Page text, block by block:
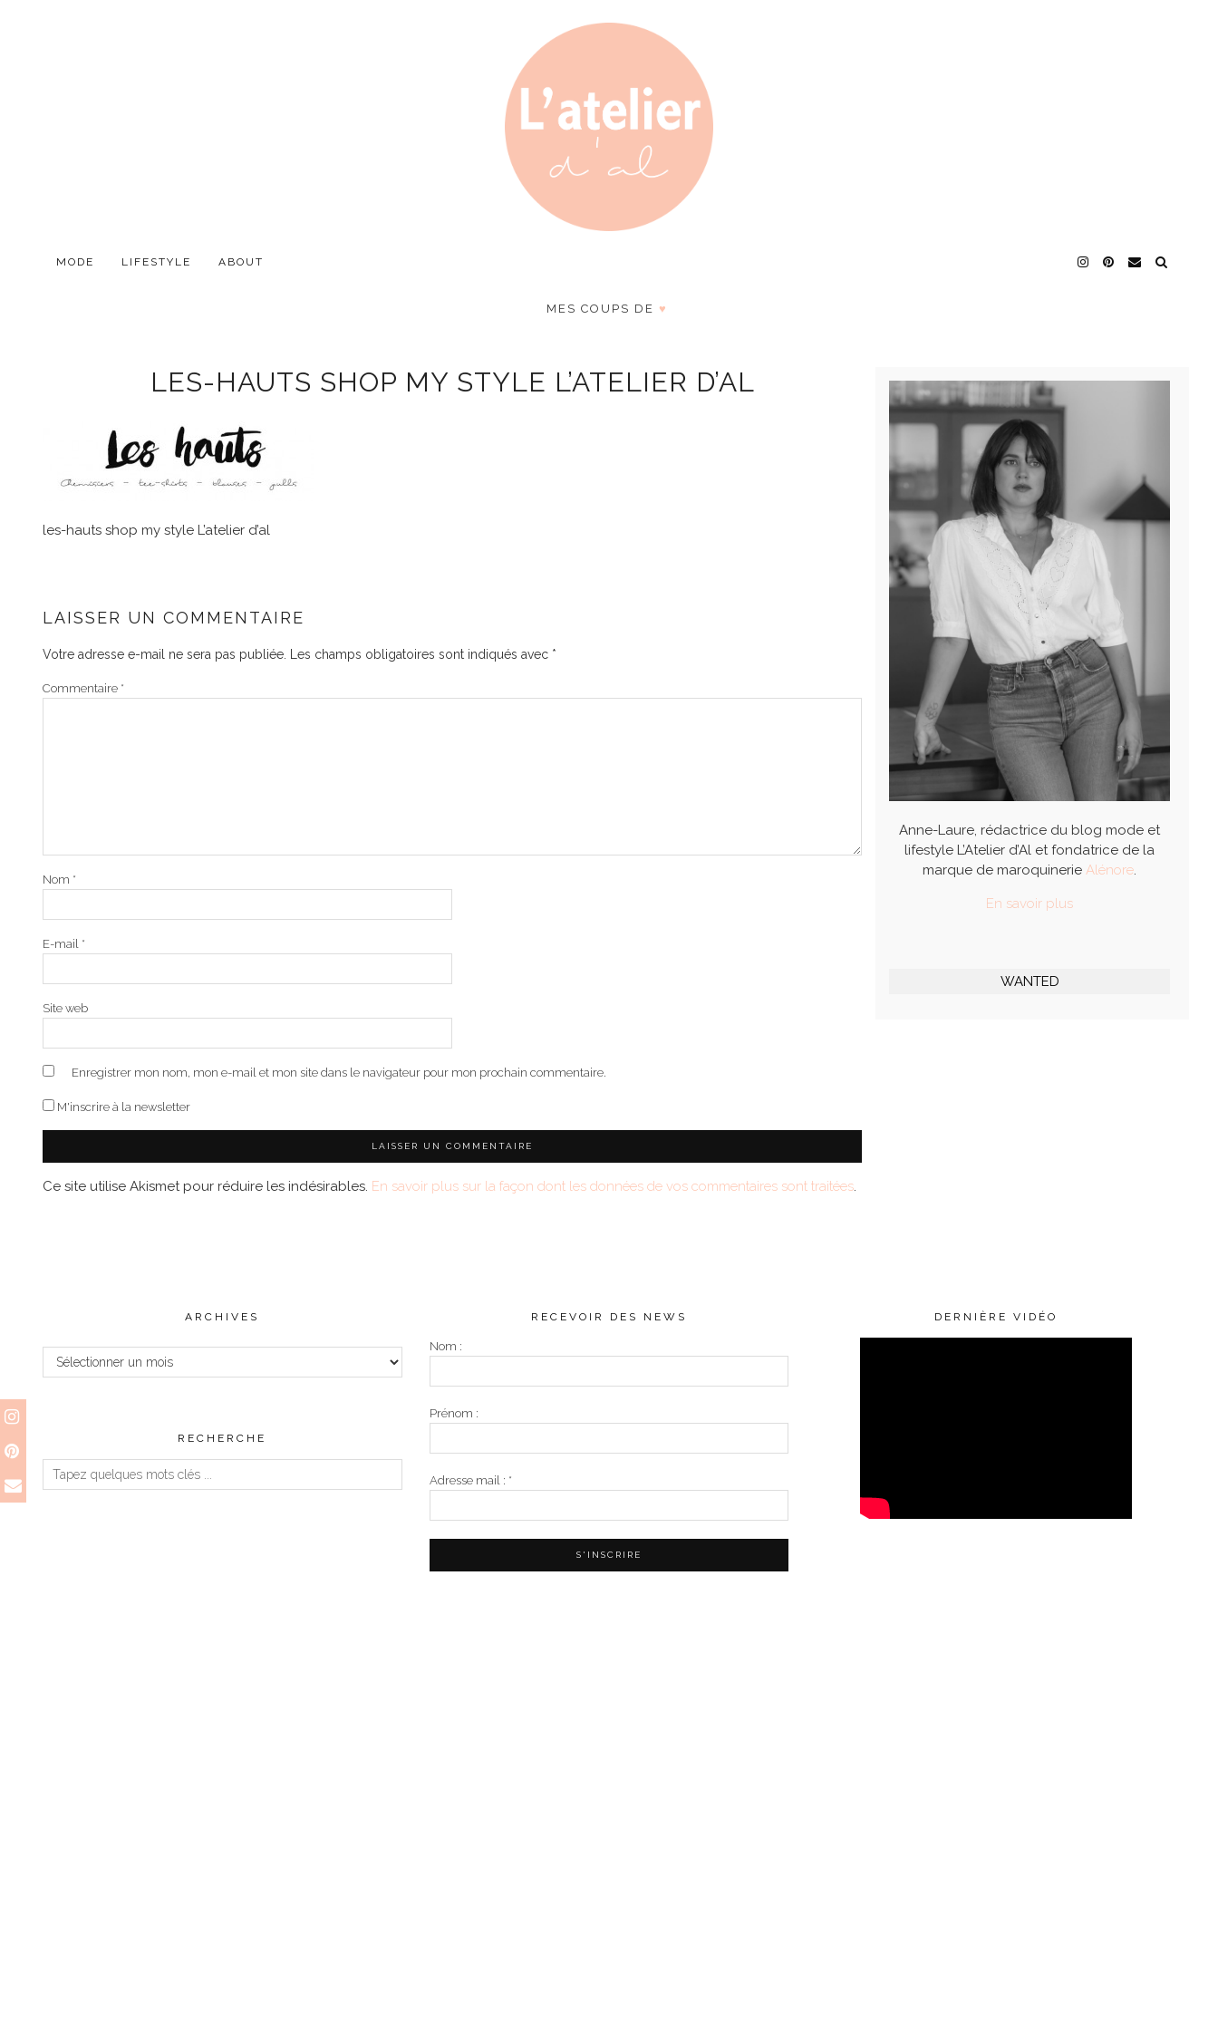
MODE LIFESTYLE ABOUT
MES COUPS DE ♥
LES-HAUTS SHOP MY STYLE L’ATELIER D’AL
les-hauts shop my style L’atelier d’al
LAISSER UN COMMENTAIRE
Votre adresse e-mail ne sera pas publiée. Les champs obligatoires sont indiqués avec *
Commentaire *
Nom *
E-mail *
Site web
Enregistrer mon nom, mon e-mail et mon site dans le navigateur pour mon prochain commentaire.
M'inscrire à la newsletter
Ce site utilise Akismet pour réduire les indésirables. En savoir plus sur la façon dont les données de vos commentaires sont traitées.
Anne-Laure, rédactrice du blog mode et
lifestyle L’Atelier d’Al et fondatrice de la
marque de maroquinerieAlénore.
En savoir plus
WANTED
ARCHIVES
Archives
RECHERCHE
RECEVOIR DES NEWS
Nom :
Prénom :
Adresse mail : *
DERNIÈRE VIDÉO